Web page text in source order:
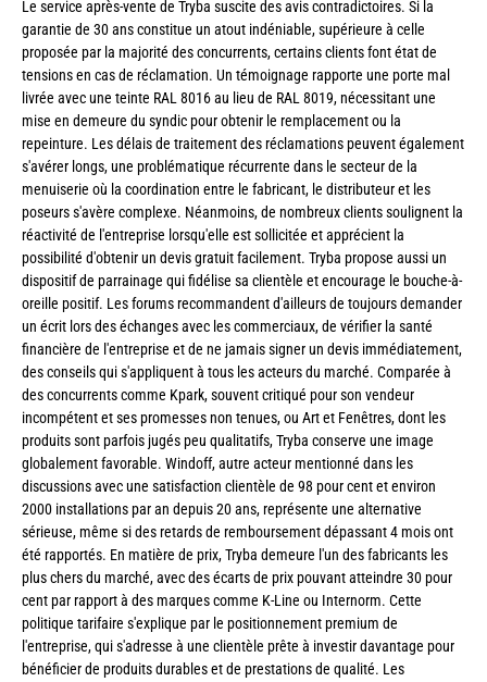
Le service après-vente de Tryba suscite des avis contradictoires. Si la
garantie de 30 ans constitue un atout indéniable, supérieure à celle
proposée par la majorité des concurrents, certains clients font état de
tensions en cas de réclamation. Un témoignage rapporte une porte mal
livrée avec une teinte RAL 8016 au lieu de RAL 8019, nécessitant une
mise en demeure du syndic pour obtenir le remplacement ou la
repeinture. Les délais de traitement des réclamations peuvent également
s'avérer longs, une problématique récurrente dans le secteur de la
menuiserie où la coordination entre le fabricant, le distributeur et les
poseurs s'avère complexe. Néanmoins, de nombreux clients soulignent la
réactivité de l'entreprise lorsqu'elle est sollicitée et apprécient la
possibilité d'obtenir un devis gratuit facilement. Tryba propose aussi un
dispositif de parrainage qui fidélise sa clientèle et encourage le bouche-à-
oreille positif. Les forums recommandent d'ailleurs de toujours demander
un écrit lors des échanges avec les commerciaux, de vérifier la santé
financière de l'entreprise et de ne jamais signer un devis immédiatement,
des conseils qui s'appliquent à tous les acteurs du marché. Comparée à
des concurrents comme Kpark, souvent critiqué pour son vendeur
incompétent et ses promesses non tenues, ou Art et Fenêtres, dont les
produits sont parfois jugés peu qualitatifs, Tryba conserve une image
globalement favorable. Windoff, autre acteur mentionné dans les
discussions avec une satisfaction clientèle de 98 pour cent et environ
2000 installations par an depuis 20 ans, représente une alternative
sérieuse, même si des retards de remboursement dépassant 4 mois ont
été rapportés. En matière de prix, Tryba demeure l'un des fabricants les
plus chers du marché, avec des écarts de prix pouvant atteindre 30 pour
cent par rapport à des marques comme K-Line ou Internorm. Cette
politique tarifaire s'explique par le positionnement premium de
l'entreprise, qui s'adresse à une clientèle prête à investir davantage pour
bénéficier de produits durables et de prestations de qualité. Les